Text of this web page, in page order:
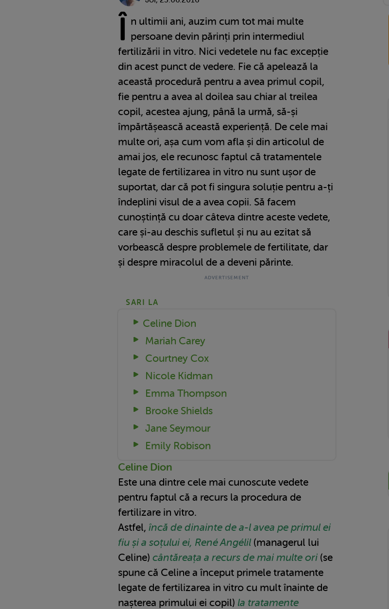
Î n ultimii ani, auzim cum tot mai multe
persoane devin părinți prin intermediul
fertilizării in vitro. Nici vedetele nu fac excepție
din acest punct de vedere. Fie că apelează la
această procedură pentru a avea primul copil,
fie pentru a avea al doilea sau chiar al treilea
copil, acestea ajung, până la urmă, să-și
împărtășească această experiență. De cele mai
multe ori, așa cum vom afla și din articolul de
amai jos, ele recunosc faptul că tratamentele
legate de fertilizarea in vitro nu sunt ușor de
suportat, dar că pot fi singura soluție pentru a-ți
îndeplini visul de a avea copii. Să facem
cunoștință cu doar câteva dintre aceste vedete,
care și-au deschis sufletul și nu au ezitat să
vorbească despre problemele de fertilitate, dar
și despre miracolul de a deveni părinte.
SARI LA
Celine Dion
Mariah Carey
Courtney Cox
Nicole Kidman
Emma Thompson
Brooke Shields
Jane Seymour
Emily Robison
Celine Dion
Este una dintre cele mai cunoscute vedete
pentru faptul că a recurs la procedura de
fertilizare in vitro.
Astfel, încă de dinainte de a-l avea pe primul ei
fiu și a soțului ei, René Angélil (managerul lui
Celine) cântăreața a recurs de mai multe ori (se
spune că Celine a început primele tratamente
legate de fertilizarea in vitro cu mult înainte de
nașterea primului ei copil) la tratamente